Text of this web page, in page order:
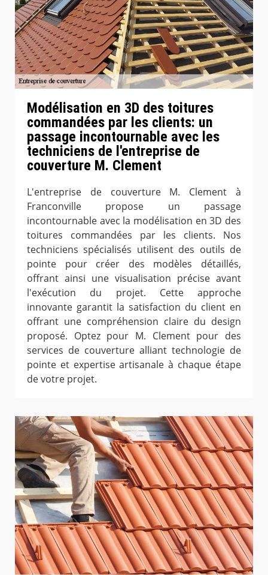
Modélisation en 3D des toitures
commandées par les clients: un
passage incontournable avec les
techniciens de l'entreprise de
couverture M. Clement
L'entreprise de couverture M. Clement à
Franconville propose un passage
incontournable avec la modélisation en 3D des
toitures commandées par les clients. Nos
techniciens spécialisés utilisent des outils de
pointe pour créer des modèles détaillés,
offrant ainsi une visualisation précise avant
l'exécution du projet. Cette approche
innovante garantit la satisfaction du client en
offrant une compréhension claire du design
proposé. Optez pour M. Clement pour des
services de couverture alliant technologie de
pointe et expertise artisanale à chaque étape
de votre projet.